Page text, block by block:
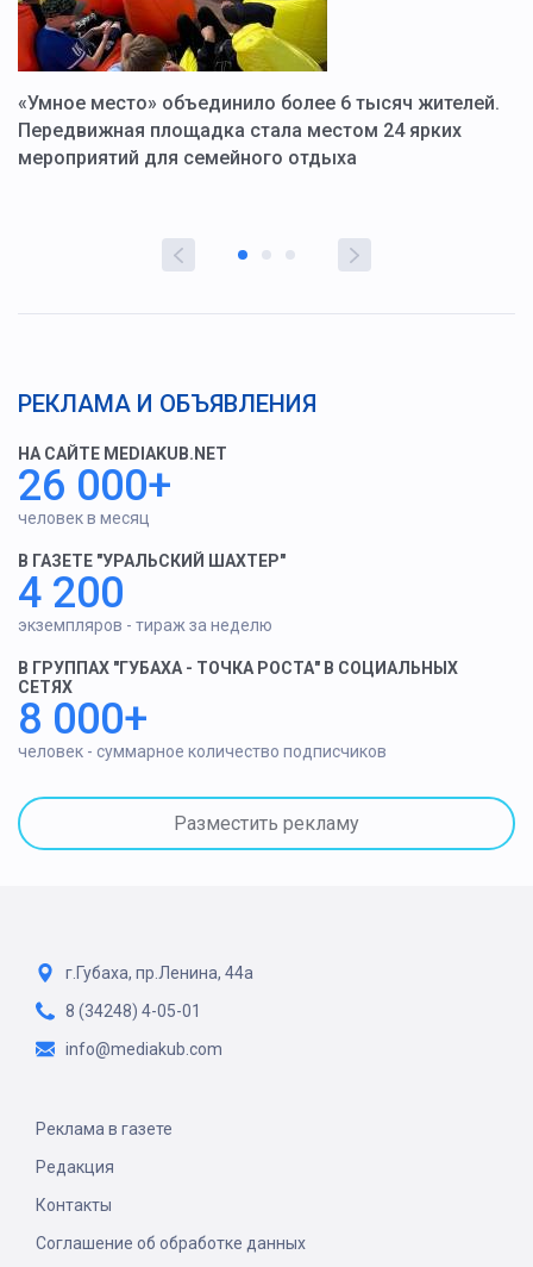
«Умное место» объединило более 6 тысяч жителей.
Передвижная площадка стала местом 24 ярких
мероприятий для семейного отдыха
РЕКЛАМА И ОБЪЯВЛЕНИЯ
НА САЙТЕ MEDIAKUB.NET
26 000+
человек в месяц
В ГАЗЕТЕ "УРАЛЬСКИЙ ШАХТЕР"
4 200
экземпляров - тираж за неделю
В ГРУППАХ "ГУБАХА - ТОЧКА РОСТА" В СОЦИАЛЬНЫХ
СЕТЯХ
8 000+
человек - суммарное количество подписчиков
Разместить рекламу
г.Губаха, пр.Ленина, 44а
8 (34248) 4-05-01
info@mediakub.com
Реклама в газете
Редакция
Контакты
Соглашение об обработке данных